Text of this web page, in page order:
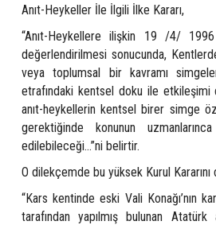
Anıt-Heykeller İle İlgili İlke Kararı,
“Anıt-Heykellere ilişkin 19 /4/
değerlendirilmesi sonucunda,
veya toplumsal bir kavramı
etrafındaki kentsel doku ile etkileşimi
anıt-heykellerin kentsel birer simge
gerektiğinde konunun
edilebileceği…”ni belirtir.
O dilekçemde bu yüksek Kurul Kararını
“Kars kentinde eski Vali Konağı’nın
tarafından yapılmış bulunan